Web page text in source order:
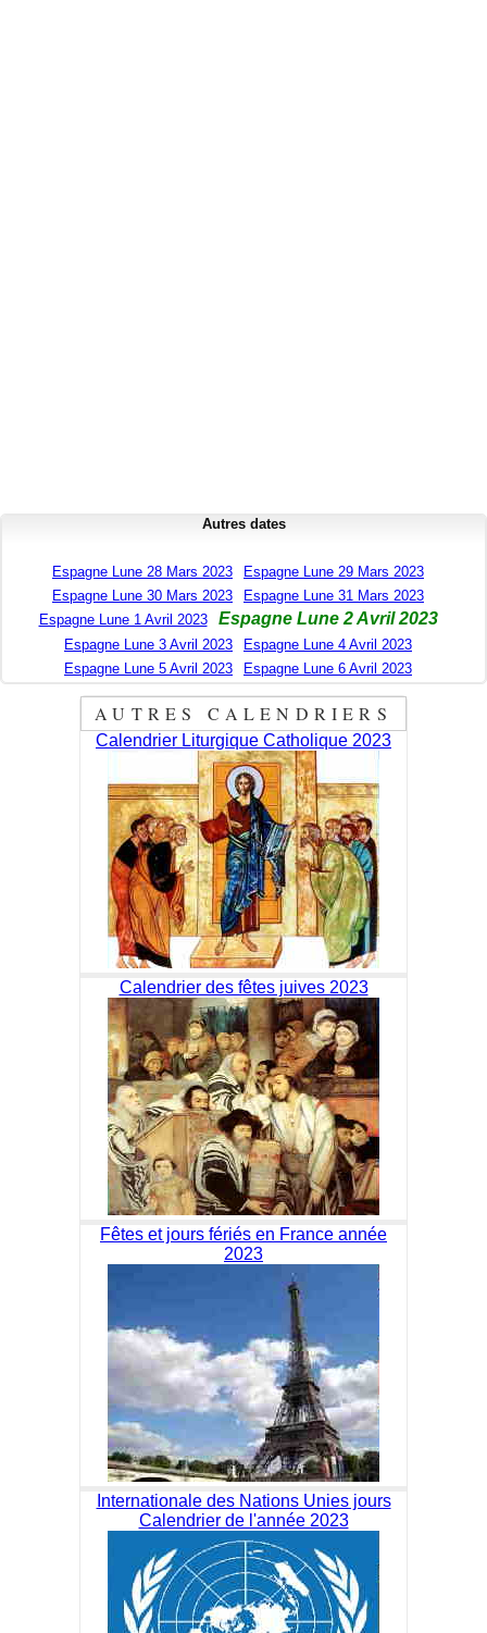
Autres dates
Espagne Lune 28 Mars 2023
Espagne Lune 29 Mars 2023
Espagne Lune 30 Mars 2023
Espagne Lune 31 Mars 2023
Espagne Lune 1 Avril 2023
Espagne Lune 2 Avril 2023
Espagne Lune 3 Avril 2023
Espagne Lune 4 Avril 2023
Espagne Lune 5 Avril 2023
Espagne Lune 6 Avril 2023
AUTRES CALENDRIERS
Calendrier Liturgique Catholique 2023
Calendrier des fêtes juives 2023
Fêtes et jours fériés en France année
2023
Internationale des Nations Unies jours
Calendrier de l'année 2023